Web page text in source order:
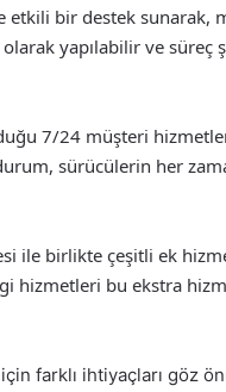
etkili bir destek
yapılabilir ve süreç
7/24 müşteri
sürücülerin her
ile birlikte çeşitli ek
hizmetleri bu ekstra
farklı ihtiyaçları göz